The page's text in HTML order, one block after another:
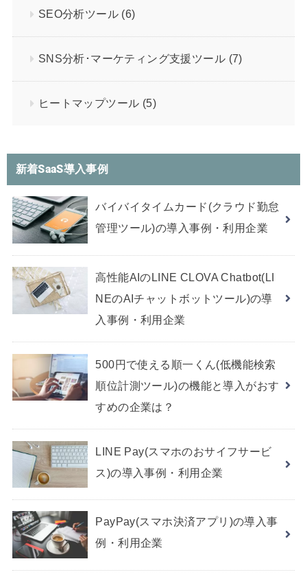
SEO分析ツール (6)
SNS分析･マーケティング支援ツール (7)
ヒートマップツール (5)
新着SaaS導入事例
バイバイタイムカード(クラウド勤怠
管理ツール)の導入事例・利用企業
高性能AIのLINE CLOVA Chatbot(LI
NEのAIチャットボットツール)の導
入事例・利用企業
500円で使える順一くん(低機能検索
順位計測ツール)の機能と導入がおす
すめの企業は？
LINE Pay(スマホのおサイフサービ
ス)の導入事例・利用企業
PayPay(スマホ決済アプリ)の導入事
例・利用企業